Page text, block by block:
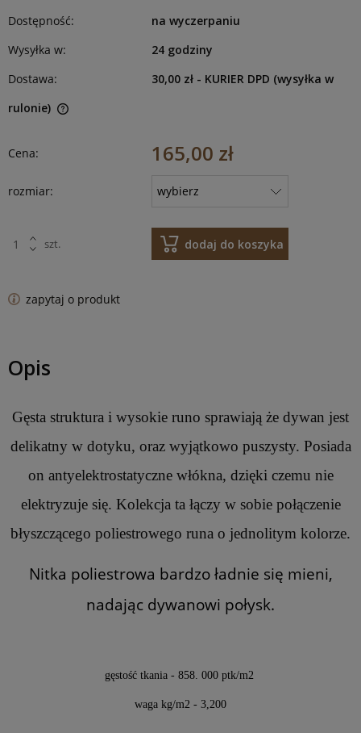
Dostępność:
na wyczerpaniu
Wysyłka w:
24 godziny
Dostawa:
30,00 zł - KURIER DPD (wysyłka w
rulonie)
Cena: 165,00 zł
rozmiar:
szt. dodaj do koszyka
zapytaj o produkt
Opis
Gęsta struktura i wysokie runo sprawiają że dywan jest
delikatny w dotyku, oraz wyjątkowo puszysty. Posiada
on antyelektrostatyczne włókna, dzięki czemu nie
elektryzuje się. Kolekcja ta łączy w sobie połączenie
błyszczącego poliestrowego runa o jednolitym kolorze.
Nitka poliestrowa bardzo ładnie się mieni,
nadając dywanowi połysk.
gęstość tkania - 858. 000 ptk/m2
waga kg/m2 - 3,200